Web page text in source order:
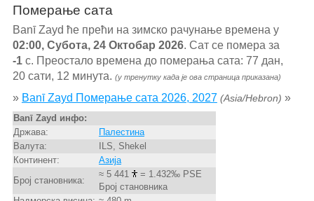
Померање сата
Banī Zayd ће прећи на зимско рачунање времена у
02:00, Субота, 24 Октобар 2026. Сат се помера за
-1с. Преостало времена до померања сата: 77 дан,
20 сати, 12 минута. (у тренутку када је ова страница приказана)
» Banī Zayd Померање сата 2026, 2027 (Asia/Hebron) »
Banī Zayd инфо:
Држава:
Палестина
Валута:
ILS, Shekel
Континент:
Азија
Број становника:
≈ 5 441
= 1.432‰ PSE
Број становника